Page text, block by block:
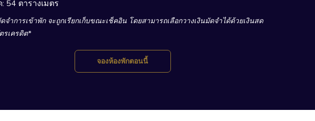
54 ตารางเมตร
จำการเข้าพัก จะถูกเรียกเก็บขณะเช็คอิน โดยสามารถเลือกวางเงินมัดจำได้ด้วยเงินสด
รเครดิต*
จองห้องพักตอนนี้เปิด
ใน